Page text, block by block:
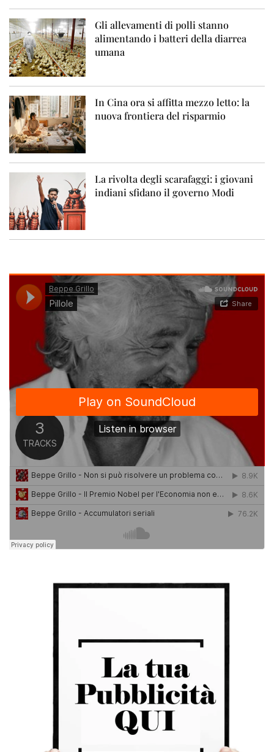
Gli allevamenti di polli stanno
alimentando i batteri della diarrea
umana
In Cina ora si affitta mezzo letto: la
nuova frontiera del risparmio
La rivolta degli scarafaggi: i giovani
indiani sfidano il governo Modi